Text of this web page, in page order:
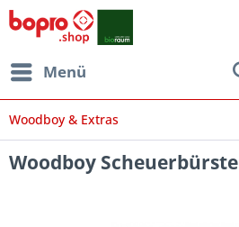
Menü
Woodboy & Extras
Woodboy Scheuerbürste